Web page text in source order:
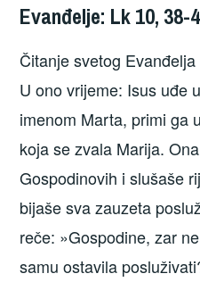
Evanđelje: Lk 10, 38-
Čitanje svetog
U ono vrijeme: Isus uđe
imenom Marta, primi ga
koja se zvala Marija.
Gospodinovih i slušaše
bijaše sva zauzeta
reče: »Gospodine, zar
samu ostavila